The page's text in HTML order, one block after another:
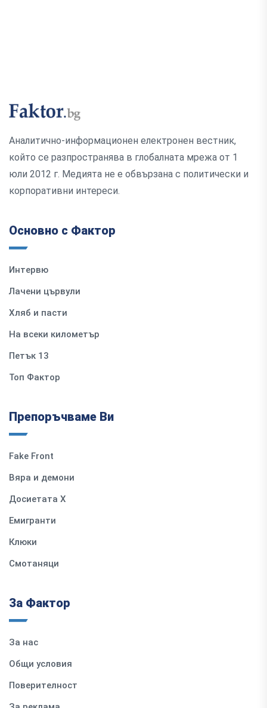
Аналитично-информационен електронен вестник,
който се разпространява в глобалната мрежа от 1
юли 2012 г. Медията не е обвързана с политически и
корпоративни интереси.
Основно с Фактор
Интервю
Лачени цървули
Хляб и пасти
На всеки километър
Петък 13
Топ Фактор
Препоръчваме Ви
Fake Front
Вяра и демони
Досиетата Х
Емигранти
Клюки
Смотаняци
За Фактор
За нас
Общи условия
Поверителност